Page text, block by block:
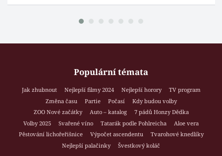
Populární témata
Jak zhubnout Nejlepší filmy 2024 Nejlepší horory
TV program
Změna času
Partie Počasí
Kdy budou volby
ZOO Nové začátky
Auto – katalog
7 pádů Honzy Dědka
Volby 2025
Svařené víno Tatarák podle Pohlreicha
Aloe vera
Pěstování lichořeřišnice
Výpočet ascendentu
Tvarohové knedlíky
Nejlepší palačinky
Švestkový koláč